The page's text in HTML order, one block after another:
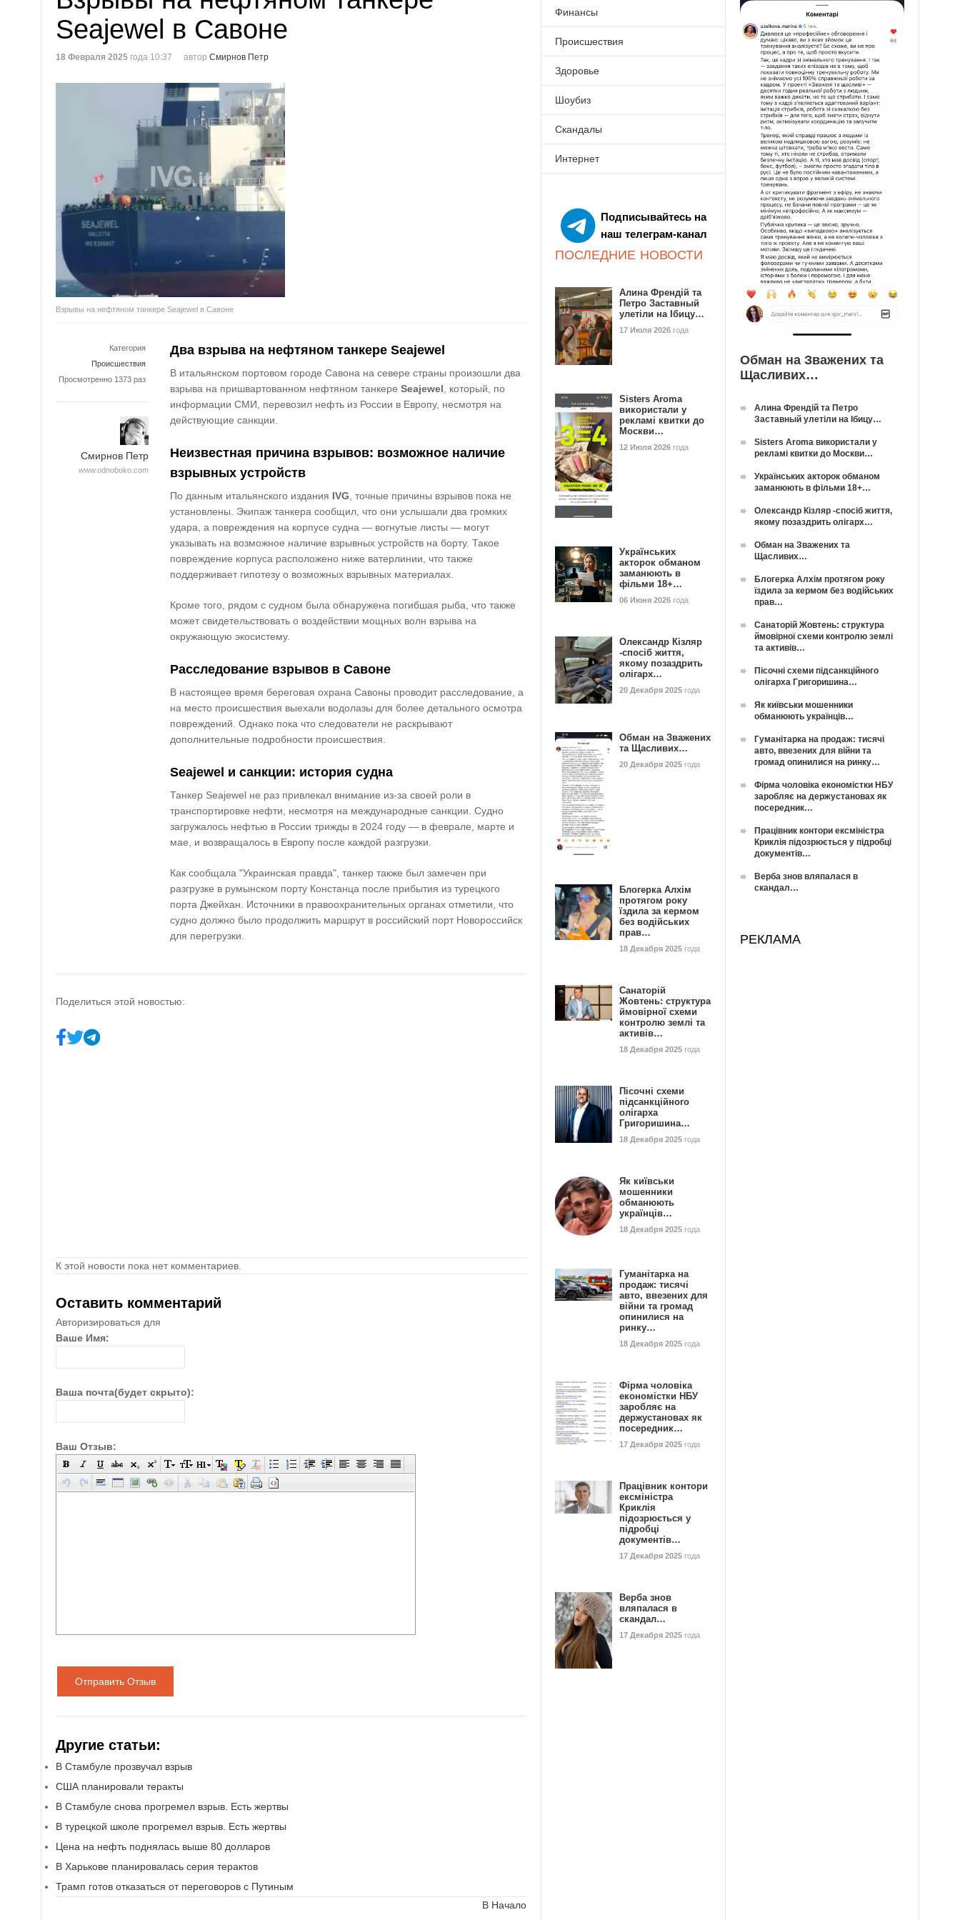
Seajewel в Савоне
18 Февраля 2025 года 10:37 автор Смирнов Петр
Взрывы на нефтяном танкере Seajewel в Савоне
Категория
Происшествия
Просмотренно 1373 раз
Смирнов Петр
www.odnoboko.com
Два взрыва на нефтяном танкере Seajewel
В итальянском портовом городе Савона на севере страны произошли два
взрыва на пришвартованном нефтяном танкере Seajewel , который, по
информации СМИ, перевозил нефть из России в Европу, несмотря на
действующие санкции.
Неизвестная причина взрывов: возможное наличие
взрывных устройств
По данным итальянского издания IVG , точные причины взрывов пока не
установлены. Экипаж танкера сообщил, что они услышали два громких
удара, а повреждения на корпусе судна — вогнутые листы — могут
указывать на возможное наличие взрывных устройств на борту. Такое
повреждение корпуса расположено ниже ватерлинии, что также
поддерживает гипотезу о возможных взрывных материалах.
Кроме того, рядом с судном была обнаружена погибшая рыба, что также
может свидетельствовать о воздействии мощных волн взрыва на
окружающую экосистему.
Расследование взрывов в Савоне
В настоящее время береговая охрана Савоны проводит расследование, а
на место происшествия выехали водолазы для более детального осмотра
повреждений. Однако пока что следователи не раскрывают
дополнительные подробности происшествия.
Seajewel и санкции: история судна
Танкер Seajewel не раз привлекал внимание из-за своей роли в
транспортировке нефти, несмотря на международные санкции. Судно
загружалось нефтью в России трижды в 2024 году — в феврале, марте и
мае, и возвращалось в Европу после каждой разгрузки.
Как сообщала "Украинская правда" , танкер также был замечен при
разгрузке в румынском порту Констанца после прибытия из турецкого
порта Джейхан . Источники в правоохранительных органах отметили, что
судно должно было продолжить маршрут в российский порт Новороссийск
для перегрузки.
Поделиться этой новостью:
К этой новости пока нет комментариев.
Оставить комментарий
Авторизироваться для
Ваше Имя:
Ваша почта(будет скрыто):
Ваш Отзыв:
Отправить Отзыв
Другие статьи:
В Стамбуле прозвучал взрыв
США планировали теракты
В Стамбуле снова прогремел взрыв. Есть жертвы
В турецкой школе прогремел взрыв. Есть жертвы
Цена на нефть поднялась выше 80 долларов
В Харькове планировалась серия терактов
Трамп готов отказаться от переговоров с Путиным
В Начало
Финансы
Происшествия
Здоровье
Шоубиз
Скандалы
Интернет
Подписывайтесь на
наш телеграм-канал
ПОСЛЕДНИЕ НОВОСТИ
Алина Френдій та
Петро Заставный
улетіли на Ібицу…
17 Июля 2026 года
Sisters Aroma
використали у
рекламі квитки до
Москви…
12 Июля 2026 года
Українських
акторок обманом
заманюють в
фільми 18+…
06 Июня 2026 года
Олександр Кізляр
-спосіб життя,
якому позаздрить
олігарх…
20 Декабря 2025 года
Обман на Зважених
та Щасливих…
20 Декабря 2025 года
Блогерка Алхім
протягом року
їздила за кермом
без водійських
прав…
18 Декабря 2025 года
Санаторій
Жовтень: структура
ймовірної схеми
контролю землі та
активів…
18 Декабря 2025 года
Пісочні схеми
підсанкційного
олігарха
Григоришина…
18 Декабря 2025 года
Як київськи
мошенники
обманюють
українців…
18 Декабря 2025 года
Гуманітарка на
продаж: тисячі
авто, ввезених для
війни та громад
опинилися на
ринку…
18 Декабря 2025 года
Фірма чоловіка
економістки НБУ
заробляє на
держустановах як
посередник…
17 Декабря 2025 года
Працівник контори
ексміністра
Криклія
підозрюється у
підробці
документів…
17 Декабря 2025 года
Верба знов
вляпалася в
скандал…
17 Декабря 2025 года
Обман на Зважених та
Щасливих…
Алина Френдій та Петро
Заставный улетіли на Ібицу…
Sisters Aroma використали у
рекламі квитки до Москви…
Українських акторок обманом
заманюють в фільми 18+…
Олександр Кізляр -спосіб життя,
якому позаздрить олігарх…
Обман на Зважених та
Щасливих…
Блогерка Алхім протягом року
їздила за кермом без водійських
прав…
Санаторій Жовтень: структура
ймовірної схеми контролю землі
та активів…
Пісочні схеми підсанкційного
олігарха Григоришина…
Як київськи мошенники
обманюють українців…
Гуманітарка на продаж: тисячі
авто, ввезених для війни та
громад опинилися на ринку…
Фірма чоловіка економістки НБУ
заробляє на держустановах як
посередник…
Працівник контори ексміністра
Криклія підозрюється у підробці
документів…
Верба знов вляпалася в
скандал…
РЕКЛАМА